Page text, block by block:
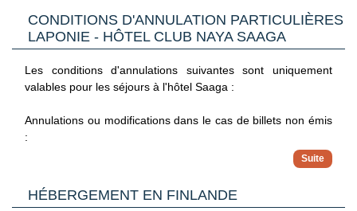
CONDITIONS D'ANNULATION PARTICULIÈRES
LAPONIE - HÔTEL CLUB NAYA SAAGA
Les conditions d'annulations suivantes sont uniquement
valables pour les séjours à l'hôtel Saaga :
Annulations ou modifications dans le cas de billets non émis
:
De 119 à 91 jours du départ : 20 % du montant TTC du
voyage
De 90 à 61 jours du départ : 45 % du montant TTC du
HÉBERGEMENT EN FINLANDE